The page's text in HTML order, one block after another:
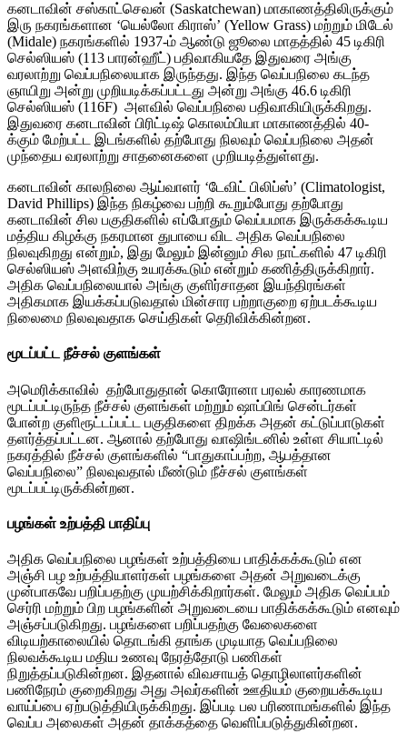
கனடாவின் சஸ்காட்செவன் (Saskatchewan) மாகாணத்திலிருக்கும்
இரு நகரங்களான ‘யெல்லோ கிராஸ்’ (Yellow Grass) மற்றும் மிடேல்
(Midale) நகரங்களில் 1937-ம் ஆண்டு ஜூலை மாதத்தில் 45 டிகிரி
செல்ஸியஸ் (113 பாரன்ஹீட்) பதிவாகியதே இதுவரை அங்கு
வரலாற்று வெப்பநிலையாக இருந்தது. இந்த வெப்பநிலை கடந்த
ஞாயிறு அன்று முறியடிக்கப்பட்டது அன்று அங்கு 46.6 டிகிரி
செல்ஸியஸ் (116F) அளவில் வெப்பநிலை பதிவாகியிருக்கிறது.
இதுவரை கனடாவின் பிரிட்டிஷ் கொலம்பியா மாகாணத்தில் 40-
க்கும் மேற்பட்ட இடங்களில் தற்போது நிலவும் வெப்பநிலை அதன்
முந்தைய வரலாற்று சாதனைகளை முறியடித்துள்ளது.
கனடாவின் காலநிலை ஆய்வாளர் ‘டேவிட் பிலிப்ஸ்’ (Climatologist,
David Phillips) இந்த நிகழ்வை பற்றி கூறும்போது தற்போது
கனடாவின் சில பகுதிகளில் எப்போதும் வெப்பமாக இருக்கக்கூடிய
மத்திய கிழக்கு நகரமான துபாயை விட அதிக வெப்பநிலை
நிலவுகிறது என்றும், இது மேலும் இன்னும் சில நாட்களில் 47 டிகிரி
செல்ஸியஸ் அளவிற்கு உயரக்கூடும் என்றும் கணித்திருக்கிறார்.
அதிக வெப்பநிலையால் அங்கு குளிர்சாதன இயந்திரங்கள்
அதிகமாக இயக்கப்படுவதால் மின்சார பற்றாகுறை ஏற்படக்கூடிய
நிலைமை நிலவுவதாக செய்திகள் தெரிவிக்கின்றன.
மூடப்பட்ட நீச்சல் குளங்கள்
அமெரிக்காவில் தற்போதுதான் கொரோனா பரவல் காரணமாக
மூடப்பட்டிருந்த நீச்சல் குளங்கள் மற்றும் ஷாப்பிங் சென்டர்கள்
போன்ற குளிரூட்டப்பட்ட பகுதிகளை திறக்க அதன் கட்டுப்பாடுகள்
தளர்த்தப்பட்டன. ஆனால் தற்போது வாஷிங்டனில் உள்ள சியாட்டில்
நகரத்தில் நீச்சல் குளங்களில் “பாதுகாப்பற்ற, ஆபத்தான
வெப்பநிலை” நிலவுவதால் மீண்டும் நீச்சல் குளங்கள்
மூடப்பட்டிருக்கின்றன.
பழங்கள் உற்பத்தி பாதிப்பு
அதிக வெப்பநிலை பழங்கள் உற்பத்தியை பாதிக்கக்கூடும் என
அஞ்சி பழ உற்பத்தியாளர்கள் பழங்களை அதன் அறுவடைக்கு
முன்பாகவே பறிப்பதற்கு முயற்சிக்கிறார்கள். மேலும் அதிக வெப்பம்
செர்ரி மற்றும் பிற பழங்களின் அறுவடையை பாதிக்கக்கூடும் எனவும்
அஞ்சப்படுகிறது. பழங்களை பறிப்பதற்கு வேலைகளை
விடியற்காலையில் தொடங்கி தாங்க முடியாத வெப்பநிலை
நிலவக்கூடிய மதிய உணவு நேரத்தோடு பணிகள்
நிறுத்தப்படுகின்றன. இதனால் விவசாயத் தொழிலாளர்களின்
பணிநேரம் குறைகிறது அது அவர்களின் ஊதியம் குறையக்கூடிய
வாய்ப்பை ஏற்படுத்தியிருக்கிறது. இப்படி பல பரிணாமங்களில் இந்த
வெப்ப அலைகள் அதன் தாக்கத்தை வெளிப்படுத்துகின்றன.